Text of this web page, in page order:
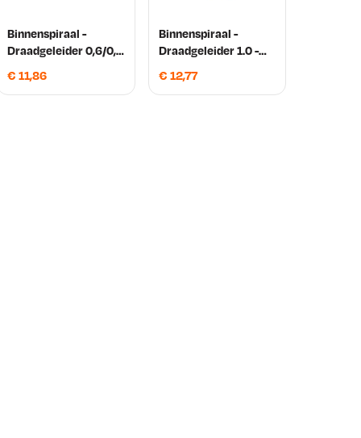
Binnenspiraal -
Draadgeleider 0,6/0,9
€ 11,86
Binnenspiraal -
Draadgeleider 1.0 -
€ 12,77